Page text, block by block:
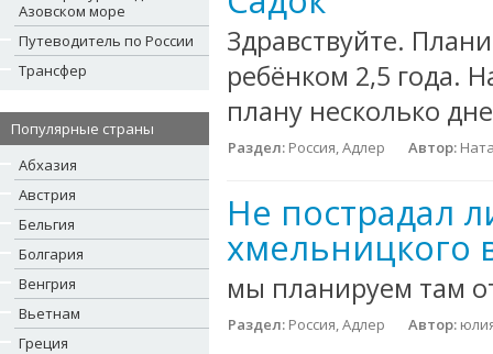
Азовском море
Путеводитель по России
Трансфер
Популярные страны
Абхазия
Австрия
Бельгия
Болгария
Венгрия
Вьетнам
Греция
Здравствуйте.
ребёнком 2,5 года.
плану несколько
Раздел: Россия, Адлер Автор:
Не пострадал
хмельницкого
мы планируем там
Раздел: Россия, Адлер Автор: